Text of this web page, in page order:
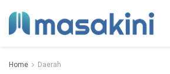
Home Daerah